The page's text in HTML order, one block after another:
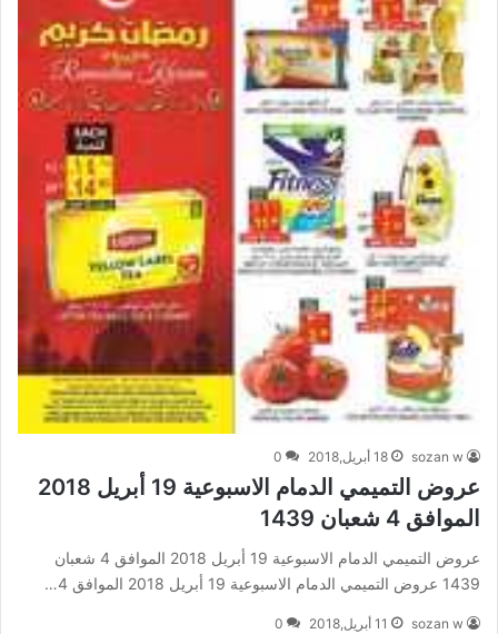
sozan w 18 أبريل,2018 0
عروض التميمي الدمام الاسبوعية 19 أبريل 2018
الموافق 4 شعبان 1439
عروض التميمي الدمام الاسبوعية 19 أبريل 2018 الموافق 4 شعبان
1439 عروض التميمي الدمام الاسبوعية 19 أبريل 2018 الموافق 4…
sozan w 11 أبريل,2018 0